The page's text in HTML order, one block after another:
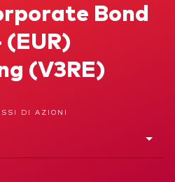
per categorie
Bond
(EUR)
(V3RE)
DI AZIONI